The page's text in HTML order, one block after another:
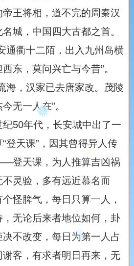
王将相，道不完的周秦汉
城，中国四大古都之首。
通衢十二陌，出入九州岛横
东，莫问兴亡与今昔”。
海，汉家已去唐家改。茂陵
无一人在”。
50年代，长安城中出了一
登天课”，因其曾得异人传
登天课，为人推算吉凶祸
灵验，多有远近慕名而
怪脾气，每日只算一人，
无论后来者地位如何，卦
不改变，每日为第一人占
客，有求者明日再来，无